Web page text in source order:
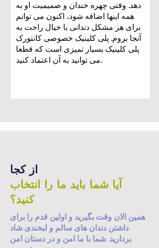
دهد. وقتی چهره خندان و صمیمیت او به
همه اینها اضافه شود، اکنون می توانم
برای هر مشکل دندانی با خیال راحت به
آنجا بروم. پلی کلینیک خصوصی کانتورک
پلی کلینیک بسیار تمیزی است که قطعا
می توانید به آن اعتماد کنید.
از کجا
آیا شما باید ما را انتخاب
کنید؟
همین الان وقت بگیرید و اولین قدم را برای
داشتن دندان های سالم و لبخندی شاد
بردارید. شما با ما امن و در دستان امن